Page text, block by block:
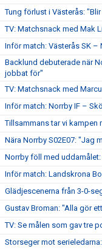
Tung förlust i Västerås:
TV: Matchsnack med Mak
Inför match: Västerås SK –
Backlund debuterade när
jobbat för"
TV: Matchsnack med
Inför match: Norrby IF –
Tillsammans tar vi kampen
Nära Norrby S02E07: "Jag
Norrby föll med
Inför match: Landskrona
Glädjescenerna från 3-0-
Gustav Broman: "Alla gör
TV: Se målen som gav tre
Storseger mot